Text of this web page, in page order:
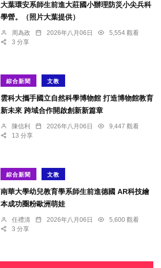
大葉環安系師生前進大莊國小辦理防災小尖兵科
學營。（照片大葉提供）
周為政 2026年八月06日
5,554 觀看
3 分享
綜合新聞 文教
雲科大攜手國立自然科學博物館 打造博物館教育
新未來 跨域合作開啟創新新篇章
陳信利 2026年八月06日
9,447 觀看
13 分享
綜合新聞 文教
南華大學幼兒教育學系師生前進德國 AR科技繪
本成功圈粉歐洲萌娃
任禮清 2026年八月06日
5,600 觀看
3 分享